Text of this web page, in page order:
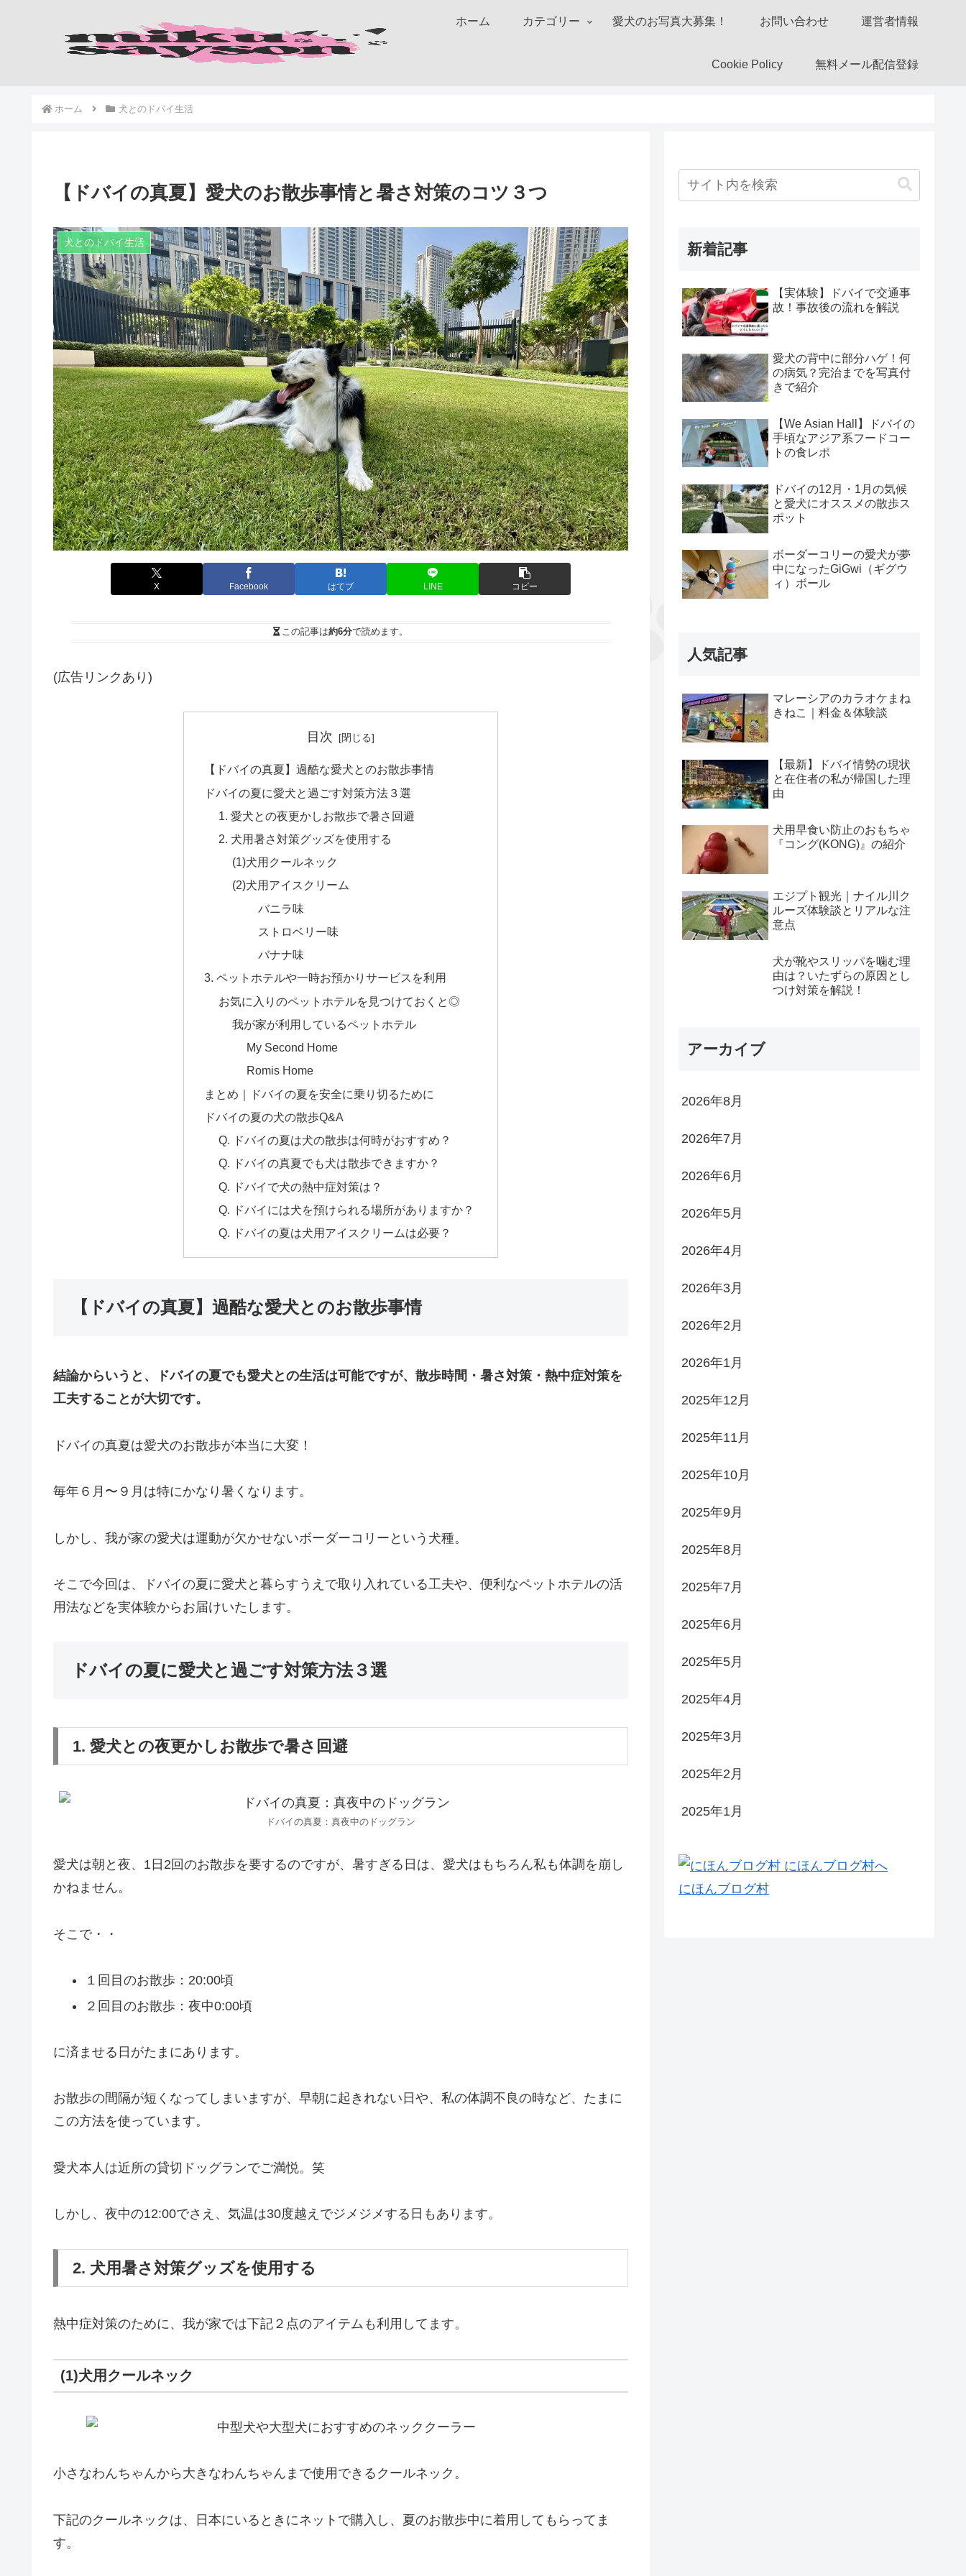
ホーム カテゴリー 愛犬のお写真大募集！ お問い合わせ 運営者情報
Cookie Policy 無料メール配信登録
ホーム 犬とのドバイ生活
【ドバイの真夏】愛犬のお散歩事情と暑さ対策のコツ３つ
犬とのドバイ生活
X Facebook はてブ LINE コピー
この記事は約6分で読めます。
(広告リンクあり)
目次
【ドバイの真夏】過酷な愛犬とのお散歩事情
ドバイの夏に愛犬と過ごす対策方法３選
1. 愛犬との夜更かしお散歩で暑さ回避
2. 犬用暑さ対策グッズを使用する
(1)犬用クールネック
(2)犬用アイスクリーム
バニラ味
ストロベリー味
バナナ味
3. ペットホテルや一時お預かりサービスを利用
お気に入りのペットホテルを見つけておくと◎
我が家が利用しているペットホテル
My Second Home
Romis Home
まとめ｜ドバイの夏を安全に乗り切るために
ドバイの夏の犬の散歩Q&A
Q. ドバイの夏は犬の散歩は何時がおすすめ？
Q. ドバイの真夏でも犬は散歩できますか？
Q. ドバイで犬の熱中症対策は？
Q. ドバイには犬を預けられる場所がありますか？
Q. ドバイの夏は犬用アイスクリームは必要？
【ドバイの真夏】過酷な愛犬とのお散歩事情
結論からいうと、ドバイの夏でも愛犬との生活は可能ですが、散歩時間・暑さ対策・熱中症対策を
工夫することが大切です。
ドバイの真夏は愛犬のお散歩が本当に大変！
毎年６月〜９月は特にかなり暑くなります。
しかし、我が家の愛犬は運動が欠かせないボーダーコリーという犬種。
そこで今回は、ドバイの夏に愛犬と暮らすうえで取り入れている工夫や、便利なペットホテルの活
用法などを実体験からお届けいたします。
ドバイの夏に愛犬と過ごす対策方法３選
1. 愛犬との夜更かしお散歩で暑さ回避
ドバイの真夏：真夜中のドッグラン
愛犬は朝と夜、1日2回のお散歩を要するのですが、暑すぎる日は、愛犬はもちろん私も体調を崩し
かねません。
そこで・・
１回目のお散歩：20:00頃
２回目のお散歩：夜中0:00頃
に済ませる日がたまにあります。
お散歩の間隔が短くなってしまいますが、早朝に起きれない日や、私の体調不良の時など、たまに
この方法を使っています。
愛犬本人は近所の貸切ドッグランでご満悦。笑
しかし、夜中の12:00でさえ、気温は30度越えでジメジメする日もあります。
2. 犬用暑さ対策グッズを使用する
熱中症対策のために、我が家では下記２点のアイテムも利用してます。
(1)犬用クールネック
小さなわんちゃんから大きなわんちゃんまで使用できるクールネック。
下記のクールネックは、日本にいるときにネットで購入し、夏のお散歩中に着用してもらってま
す。
新着記事
【実体験】ドバイで交通事
故！事故後の流れを解説
愛犬の背中に部分ハゲ！何
の病気？完治までを写真付
きで紹介
【We Asian Hall】ドバイの
手頃なアジア系フードコー
トの食レポ
ドバイの12月・1月の気候
と愛犬にオススメの散歩ス
ポット
ボーダーコリーの愛犬が夢
中になったGiGwi（ギグウ
ィ）ボール
人気記事
マレーシアのカラオケまね
きねこ｜料金＆体験談
【最新】ドバイ情勢の現状
と在住者の私が帰国した理
由
犬用早食い防止のおもちゃ
『コング(KONG)』の紹介
エジプト観光｜ナイル川ク
ルーズ体験談とリアルな注
意点
犬が靴やスリッパを噛む理
由は？いたずらの原因とし
つけ対策を解説！
アーカイブ
2026年8月
2026年7月
2026年6月
2026年5月
2026年4月
2026年3月
2026年2月
2026年1月
2025年12月
2025年11月
2025年10月
2025年9月
2025年8月
2025年7月
2025年6月
2025年5月
2025年4月
2025年3月
2025年2月
2025年1月
にほんブログ村